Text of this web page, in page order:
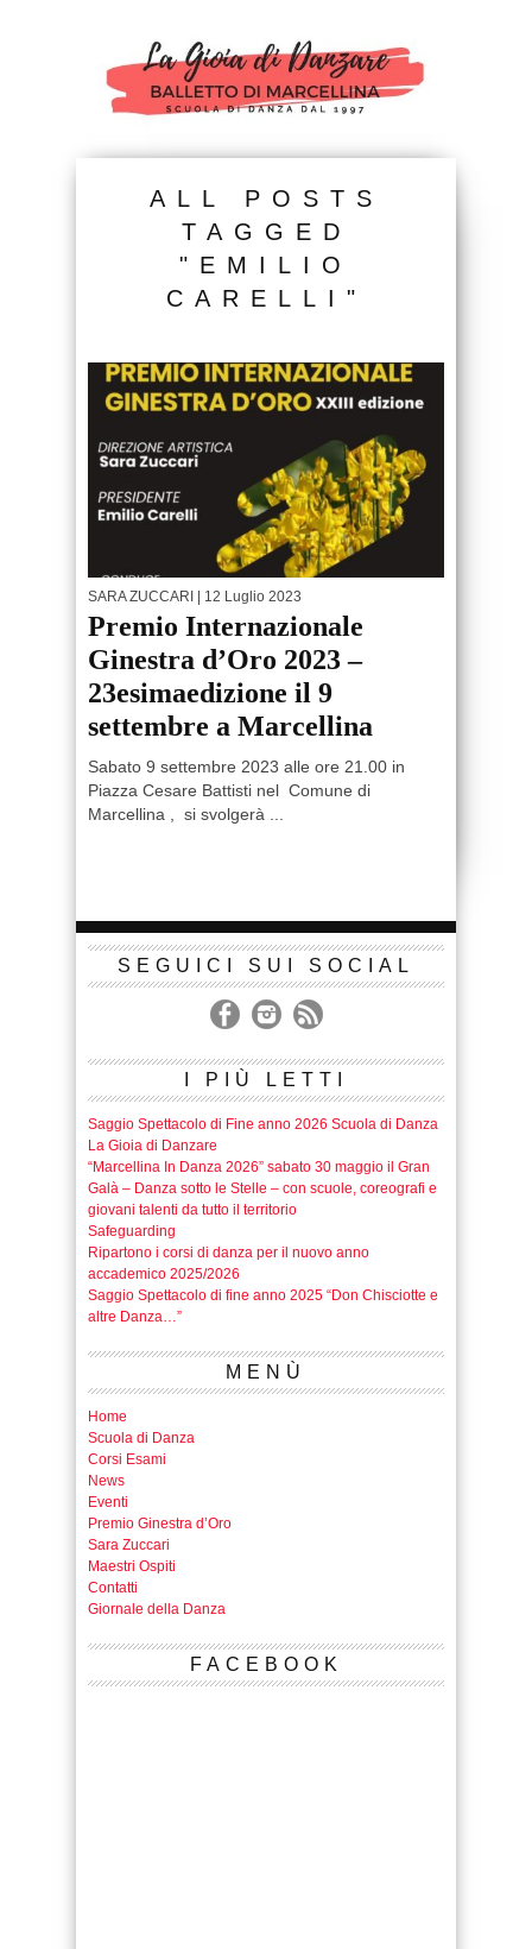
ALL POSTS
TAGGED
"EMILIO
CARELLI"
SARA ZUCCARI | 12 Luglio 2023
Premio Internazionale
Ginestra d’Oro 2023 –
23esimaedizione il 9
settembre a Marcellina
Sabato 9 settembre 2023 alle ore 21.00 in
Piazza Cesare Battisti nel Comune di
Marcellina , si svolgerà ...
SEGUICI SUI SOCIAL
I PIÙ LETTI
Saggio Spettacolo di Fine anno 2026 Scuola di Danza
La Gioia di Danzare
“Marcellina In Danza 2026” sabato 30 maggio il Gran
Galà – Danza sotto le Stelle – con scuole, coreografi e
giovani talenti da tutto il territorio
Safeguarding
Ripartono i corsi di danza per il nuovo anno
accademico 2025/2026
Saggio Spettacolo di fine anno 2025 “Don Chisciotte e
altre Danza…”
MENÙ
Home
Scuola di Danza
Corsi Esami
News
Eventi
Premio Ginestra d’Oro
Sara Zuccari
Maestri Ospiti
Contatti
Giornale della Danza
FACEBOOK